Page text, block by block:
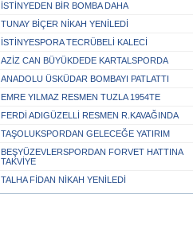
İSTİNYEDEN BİR BOMBA DAHA
TUNAY BİÇER NİKAH YENİLEDİ
İSTİNYESPORA TECRÜBELİ KALECİ
AZİZ CAN BÜYÜKDEDE KARTALSPORDA
ANADOLU ÜSKÜDAR BOMBAYI PATLATTI
EMRE YILMAZ RESMEN TUZLA 1954TE
FERDİ ADIGÜZELLİ RESMEN R.KAVAĞINDA
TAŞOLUKSPORDAN GELECEĞE YATIRIM
BEŞYÜZEVLERSPORDAN FORVET HATTINA
TAKVİYE
TALHA FİDAN NİKAH YENİLEDİ